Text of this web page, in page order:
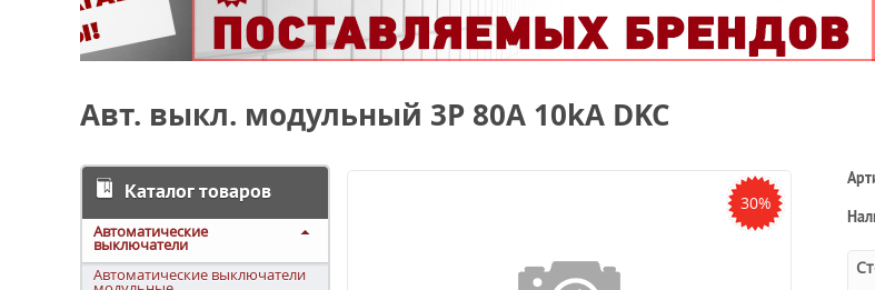
Авт. выкл. модульный 3P 80А 10kA DKC
Каталог товаров
Автоматические
выключатели
Автоматические выключатели
30%